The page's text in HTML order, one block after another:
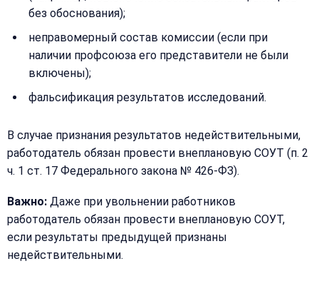
без обоснования);
неправомерный состав комиссии (если при
наличии профсоюза его представители не были
включены);
фальсификация результатов исследований.
В случае признания результатов недействительными,
работодатель обязан провести внеплановую СОУТ (п. 2
ч. 1 ст. 17 Федерального закона № 426-ФЗ).
Важно: Даже при увольнении работников
работодатель обязан провести внеплановую СОУТ,
если результаты предыдущей признаны
недействительными.